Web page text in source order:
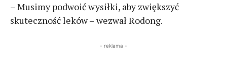
– Musimy podwoić wysiłki, aby zwiększyć
skuteczność leków – wezwał Rodong.
- reklama -